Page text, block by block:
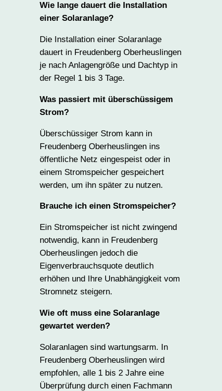
Wie lange dauert die Installation
einer Solaranlage?
Die Installation einer Solaranlage
dauert in Freudenberg Oberheuslingen
je nach Anlagengröße und Dachtyp in
der Regel 1 bis 3 Tage.
Was passiert mit überschüssigem
Strom?
Überschüssiger Strom kann in
Freudenberg Oberheuslingen ins
öffentliche Netz eingespeist oder in
einem Stromspeicher gespeichert
werden, um ihn später zu nutzen.
Brauche ich einen Stromspeicher?
Ein Stromspeicher ist nicht zwingend
notwendig, kann in Freudenberg
Oberheuslingen jedoch die
Eigenverbrauchsquote deutlich
erhöhen und Ihre Unabhängigkeit vom
Stromnetz steigern.
Wie oft muss eine Solaranlage
gewartet werden?
Solaranlagen sind wartungsarm. In
Freudenberg Oberheuslingen wird
empfohlen, alle 1 bis 2 Jahre eine
Überprüfung durch einen Fachmann